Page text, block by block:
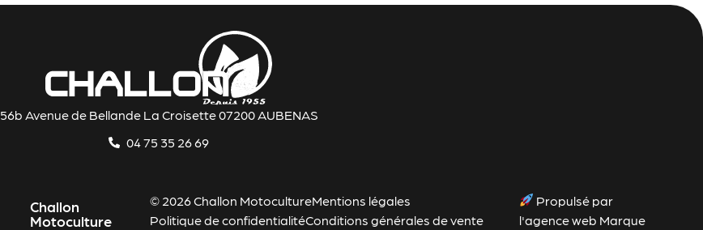
56b Avenue de Bellande La Croisette 07200 AUBENAS
04 75 35 26 69
Challon
Motoculture
© 2026 Challon MotocultureMentions légales
Politique de confidentialitéConditions générales de vente
Propulsé par
l'agence web Marque